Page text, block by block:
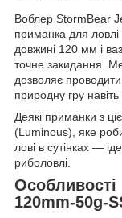
Воблер StormBear
приманка для
довжині 120 мм і
точне закидання.
дозволяє
природну гру
Деякі приманки з
(Luminous), яке
лові в сутінках —
риболовлі.
120mm-50g-